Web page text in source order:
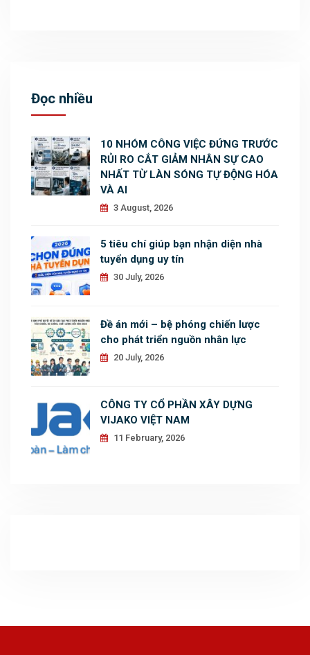
Đọc nhiều
10 NHÓM CÔNG VIỆC ĐỨNG TRƯỚC
RỦI RO CẮT GIẢM NHÂN SỰ CAO
NHẤT TỪ LÀN SÓNG TỰ ĐỘNG HÓA
VÀ AI
3 August, 2026
5 tiêu chí giúp bạn nhận diện nhà
tuyển dụng uy tín
30 July, 2026
Đề án mới – bệ phóng chiến lược
cho phát triển nguồn nhân lực
20 July, 2026
CÔNG TY CỔ PHẦN XÂY DỰNG
VIJAKO VIỆT NAM
11 February, 2026